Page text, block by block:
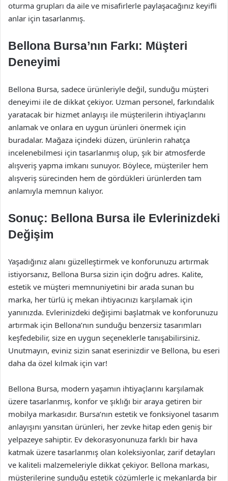
oturma grupları da aile ve misafirlerle paylaşacağınız keyifli
anlar için tasarlanmış.
Bellona Bursa’nın Farkı: Müşteri
Deneyimi
Bellona Bursa, sadece ürünleriyle değil, sunduğu müşteri
deneyimi ile de dikkat çekiyor. Uzman personel, farkındalık
yaratacak bir hizmet anlayışı ile müşterilerin ihtiyaçlarını
anlamak ve onlara en uygun ürünleri önermek için
buradalar. Mağaza içindeki düzen, ürünlerin rahatça
incelenebilmesi için tasarlanmış olup, şık bir atmosferde
alışveriş yapma imkanı sunuyor. Böylece, müşteriler hem
alışveriş sürecinden hem de gördükleri ürünlerden tam
anlamıyla memnun kalıyor.
Sonuç: Bellona Bursa ile Evlerinizdeki
Değişim
Yaşadığınız alanı güzelleştirmek ve konforunuzu artırmak
istiyorsanız, Bellona Bursa sizin için doğru adres. Kalite,
estetik ve müşteri memnuniyetini bir arada sunan bu
marka, her türlü iç mekan ihtiyacınızı karşılamak için
yanınızda. Evlerinizdeki değişimi başlatmak ve konforunuzu
artırmak için Bellona’nın sunduğu benzersiz tasarımları
keşfedebilir, size en uygun seçeneklerle tanışabilirsiniz.
Unutmayın, eviniz sizin sanat eserinizdir ve Bellona, bu eseri
daha da özel kılmak için var!
Bellona Bursa, modern yaşamın ihtiyaçlarını karşılamak
üzere tasarlanmış, konfor ve şıklığı bir araya getiren bir
mobilya markasıdır. Bursa’nın estetik ve fonksiyonel tasarım
anlayışını yansıtan ürünleri, her zevke hitap eden geniş bir
yelpazeye sahiptir. Ev dekorasyonunuza farklı bir hava
katmak üzere tasarlanmış olan koleksiyonlar, zarif detayları
ve kaliteli malzemeleriyle dikkat çekiyor. Bellona markası,
müşterilerine sunduğu estetik çözümlerle iç mekanlarda bir